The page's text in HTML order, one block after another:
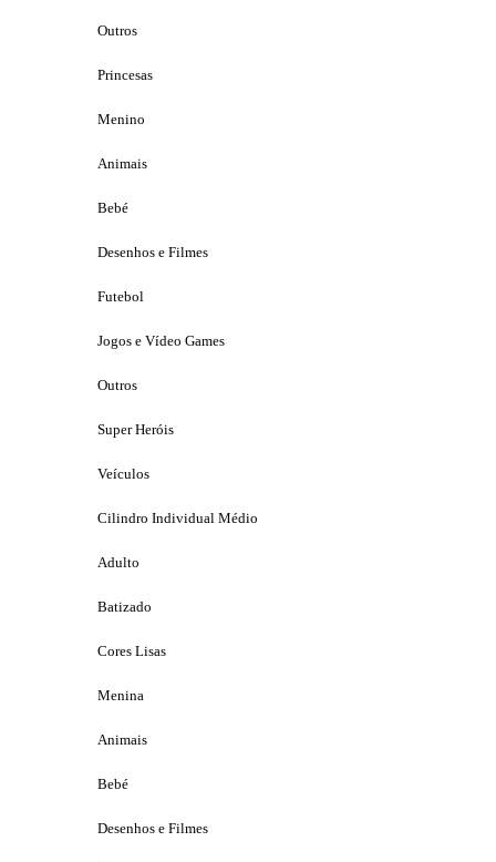
Outros
Princesas
Menino
Animais
Bebé
Desenhos e Filmes
Futebol
Jogos e Vídeo Games
Outros
Super Heróis
Veículos
Cilindro Individual Médio
Adulto
Batizado
Cores Lisas
Menina
Animais
Bebé
Desenhos e Filmes